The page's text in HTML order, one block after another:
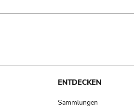
ENTDECKEN
Sammlungen